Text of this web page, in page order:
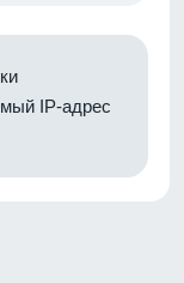
IP-адрес